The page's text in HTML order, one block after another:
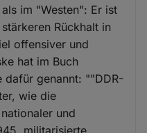
im "Westen": Er ist
Rückhalt in
offensiver und
hat im Buch
dafür genannt: ""DDR-
wie die
und
militarisierte